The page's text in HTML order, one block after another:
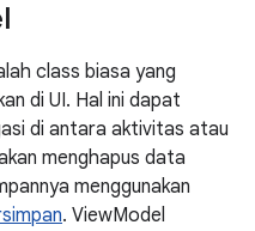
class biasa yang
di UI. Hal ini dapat
di antara aktivitas atau
menghapus data
menggunakan
. ViewModel